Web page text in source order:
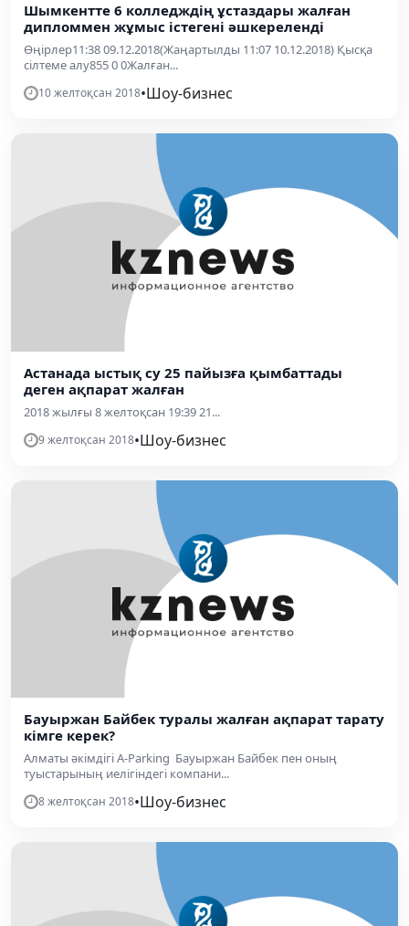
Шымкентте 6 колледждің ұстаздары жалған
дипломмен жұмыс істегені әшкереленді
Өңірлер11:38 09.12.2018(Жаңартылды 11:07 10.12.2018) Қысқа
сілтеме алу855 0 0Жалған...
10 желтоқсан 2018•Шоу-бизнес
Астанада ыстық су 25 пайызға қымбаттады
деген ақпарат жалған
2018 жылғы 8 желтоқсан 19:39 21...
9 желтоқсан 2018•Шоу-бизнес
Бауыржан Байбек туралы жалған ақпарат тарату
кімге керек?
Алматы әкімдігі A-Parking Бауыржан Байбек пен оның
туыстарының иелігіндегі компани...
8 желтоқсан 2018•Шоу-бизнес